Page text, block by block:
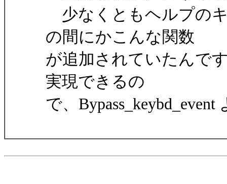
少なくともヘルプの
の間にかこんな関数
が追加されていたんで
実現できるの
で、